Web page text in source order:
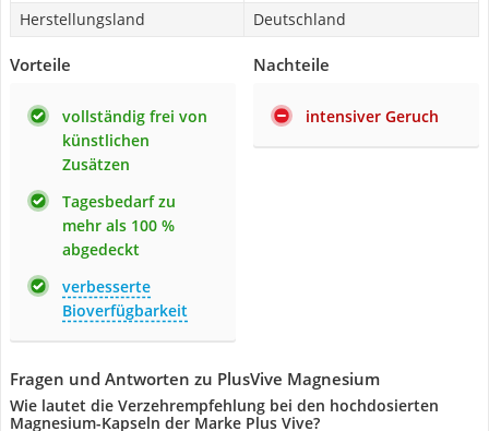
Herstellungsland
Deutschland
Vorteile
vollständig frei von
künstlichen
Zusätzen
Tagesbedarf zu
mehr als 100 %
abgedeckt
verbesserte
Bioverfügbarkeit
Nachteile
intensiver Geruch
Fragen und Antworten zu PlusVive Magnesium
Wie lautet die Verzehrempfehlung bei den hochdosierten
Magnesium-Kapseln der Marke Plus Vive?